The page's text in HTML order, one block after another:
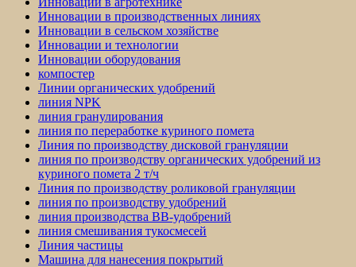
Инновации в производственных линиях
Инновации в сельском хозяйстве
Инновации и технологии
Инновации оборудования
компостер
Линии органических удобрений
линия NPK
линия гранулирования
линия по переработке куриного помета
Линия по производству дисковой грануляции
линия по производству органических удобрений из
куриного помета 2 т/ч
Линия по производству роликовой грануляции
линия по производству удобрений
линия производства BB-удобрений
линия смешивания тукосмесей
Линия частицы
Машина для нанесения покрытий